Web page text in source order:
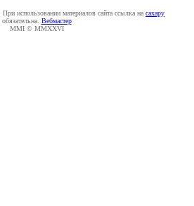
использовании материалов сайта ссылка на caxapу
обязательна. Вебмастер
MMI © MMXXVI